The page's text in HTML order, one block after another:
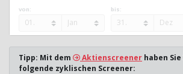
von: bis:
Tipp: Mit dem Aktienscreener haben
folgende zyklischen Screener: